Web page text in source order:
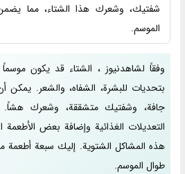
شفتيك، وشعرك هذا الشتاء، مما
الموسم.
وفقاً لشاهدنیوز ، الشتاء قد يكون موسماً
بتحديات للبشرة، الشفاه، والشعر. يمكن
جافة، وشفتيك متشققة، وشعرك
التعديلات الغذائية وإضافة بعض
هذه المشاكل الشتوية. إليك سبعة أطعمة
طوال الموسم.